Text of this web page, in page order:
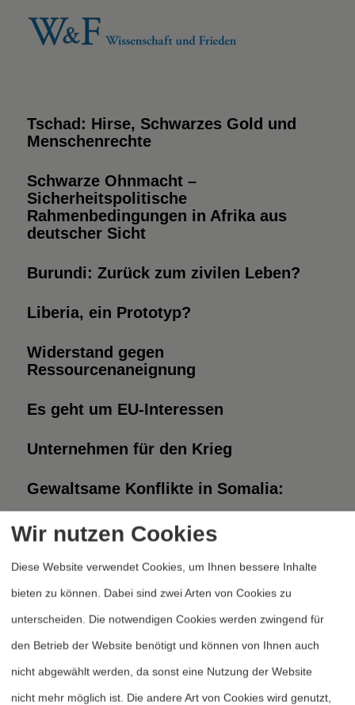
Tschad: Hirse, Schwarzes Gold und
Menschenrechte
Schwarze Ohnmacht –
Sicherheitspolitische
Rahmenbedingungen in Afrika aus
deutscher Sicht
Burundi: Zurück zum zivilen Leben?
Liberia, ein Prototyp?
Widerstand gegen
Ressourcenaneignung
Es geht um EU-Interessen
Unternehmen für den Krieg
Gewaltsame Konflikte in Somalia:
« ‹ 4 5 6
Heftarchiv
Wir nutzen Cookies
Diese Website verwendet Cookies, um Ihnen bessere Inhalte
bieten zu können. Dabei sind zwei Arten von Cookies zu
unterscheiden. Die notwendigen Cookies werden zwingend für
den Betrieb der Website benötigt und können von Ihnen auch
nicht abgewählt werden, da sonst eine Nutzung der Website
nicht mehr möglich ist. Die andere Art von Cookies wird genutzt,